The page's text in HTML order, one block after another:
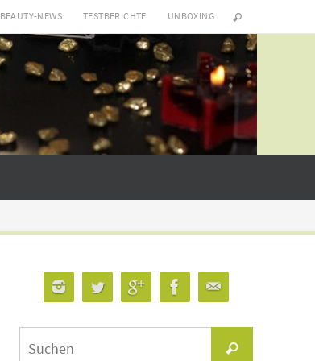
BEAUTY-NEWS TESTBERICHTE UNBOXING
Suchen